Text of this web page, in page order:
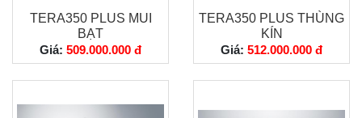
TERA350 PLUS MUI
BẠT
Giá: 509.000.000 đ
TERA350 PLUS THÙNG
KÍN
Giá: 512.000.000 đ